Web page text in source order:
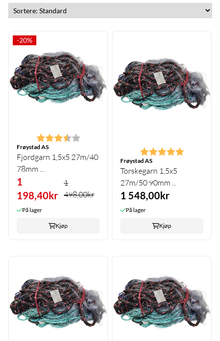
-20%
Karakter: 3.8 av 5 mulige
Frøystad AS
Fjordgarn 1,5x5 27m/40
78mm ...
1
198,40kr
1
498,00kr
På lager
Kjøp
Karakter: 5.0 av 5
Frøystad AS
Torskegarn 1,5x5
27m/50 90mm ...
1 548,00kr
På lager
Kjøp